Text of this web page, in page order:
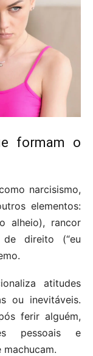
formam o
narcisismo,
elementos:
alheio), rancor
de direito (“eu
atitudes
ou inevitáveis.
ferir alguém,
pessoais e